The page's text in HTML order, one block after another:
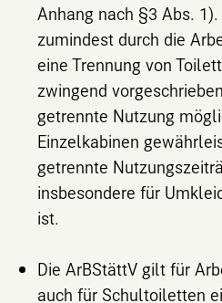
Anhang nach §3 Abs.
zumindest durch die
eine Trennung von
zwingend
getrennte Nutzung
Einzelkabinen
getrennte
insbesondere für
ist.
Die ArBStättV gilt für
auch für Schultoiletten